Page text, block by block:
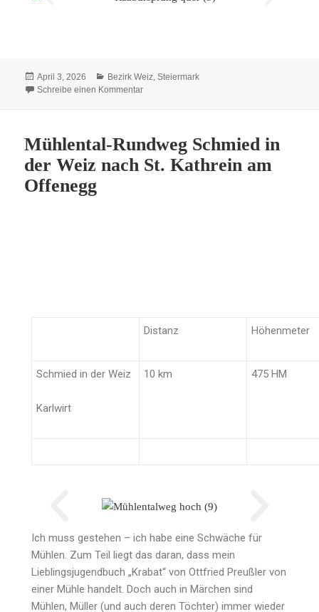
April 3, 2026 Bezirk Weiz,Steiermark
Schreibe einen Kommentar
Mühlental-Rundweg Schmied in
der Weiz nach St. Kathrein am
Offenegg
Distanz Höhenmeter
Schmied in der Weiz
Karlwirt
10 km 475 HM
Ich muss gestehen – ich habe eine Schwäche für
Mühlen. Zum Teil liegt das daran, dass mein
Lieblingsjugendbuch „Krabat“ von Ottfried Preußler von
einer Mühle handelt. Doch auch in Märchen sind
Mühlen, Müller (und auch deren Töchter) immer wieder